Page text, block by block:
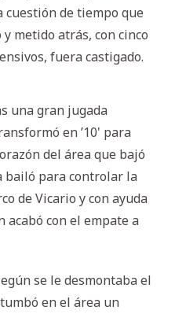
de tiempo que
metido atrás, con cinco
fuera castigado.
una gran jugada
en ’10' para
del área que bajó
bailó para controlar la
de Vicario y con ayuda
acabó con el empate a
se le desmontaba el
en el área un